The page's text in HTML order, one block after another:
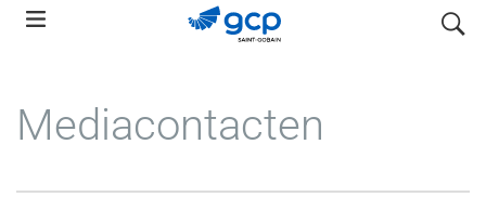
Skip
search
Mediacontacten